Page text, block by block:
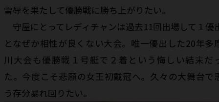
雪辱を果たして優勝戦に勝ち上がりたい。
守屋にとってレディチャンは過去11回出場して１優
となぜか相性が良くない大会。唯一優出した20年多
川大会も優勝戦１号艇で２着という悔しい結末だ
た。今度こそ悲願の女王初戴冠へ。久々の大舞台で
う存分暴れ回りたい。